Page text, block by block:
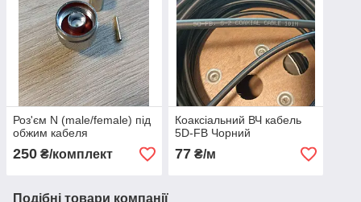
Роз'єм N (male/female) під
обжим кабеля
250 ₴/комплект
Коаксіальний ВЧ кабель
5D-FB Чорний
77₴/м
Подібні товари компанії